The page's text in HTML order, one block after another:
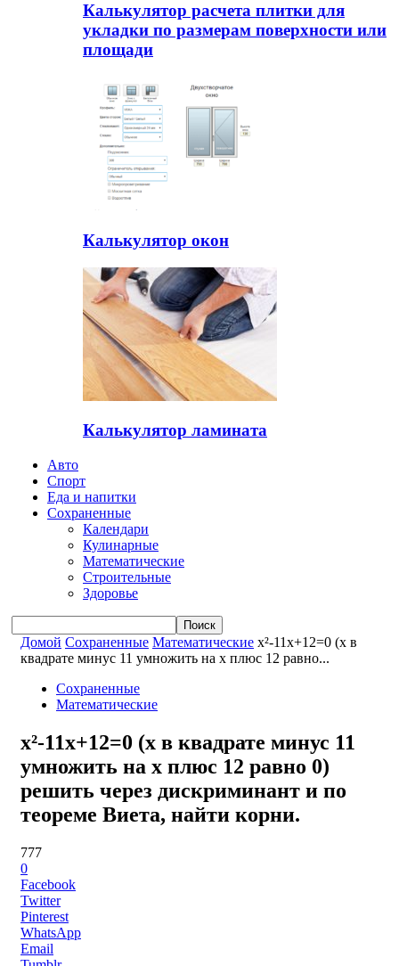
Калькулятор расчета плитки для
укладки по размерам поверхности или
площади
Калькулятор окон
Калькулятор ламината
Авто
Спорт
Еда и напитки
Сохраненные
Календари
Кулинарные
Математические
Строительные
Здоровье
Домой Сохраненные Математические x²-11x+12=0 (x в
квадрате минус 11 умножить на x плюс 12 равно...
Сохраненные
Математические
x²-11x+12=0 (x в квадрате минус 11
умножить на x плюс 12 равно 0)
решить через дискриминант и по
теореме Виета, найти корни.
777
0
Facebook
Twitter
Pinterest
WhatsApp
Email